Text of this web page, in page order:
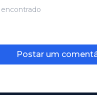
Postar um